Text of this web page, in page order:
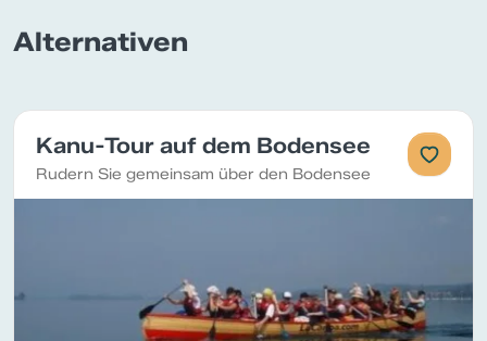
Alternativen
Kanu-Tour auf dem Bodensee
Rudern Sie gemeinsam über den Bodensee